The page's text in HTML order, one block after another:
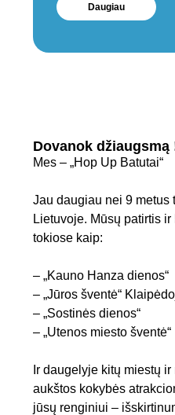
Daugiau
Dovanok džiaugsmą
Mes – „Hop Up Batutai“
Jau daugiau nei 9
Lietuvoje. Mūsų patirtis
tokiose kaip:
– „Kauno Hanza dienos“
– „Jūros šventė“
– „Sostinės dienos“
– „Utenos miesto šventė“
Ir daugelyje kitų miestų
aukštos kokybės
jūsų renginiui –